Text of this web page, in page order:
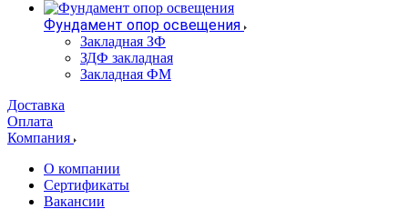
Фундамент опор освещения
Закладная ЗФ
ЗДФ закладная
Закладная ФМ
Доставка
Оплата
Компания
О компании
Сертификаты
Вакансии